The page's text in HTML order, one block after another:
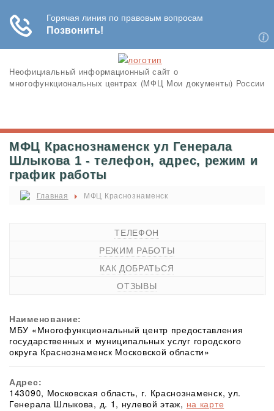
Неофициальный информационный сайт о
многофункциональных центрах (МФЦ Мои документы) России
МФЦ Краснознаменск ул Генерала
Шлыкова 1 - телефон, адрес, режим и
график работы
Главная МФЦ Краснознаменск
ТЕЛЕФОН
РЕЖИМ РАБОТЫ
КАК ДОБРАТЬСЯ
ОТЗЫВЫ
Наименование:
МБУ «Многофункциональный центр предоставления
государственных и муниципальных услуг городского
округа Краснознаменск Московской области»
Адрес:
143090, Московская область, г. Краснознаменск, ул.
Генерала Шлыкова, д. 1, нулевой этаж, на карте